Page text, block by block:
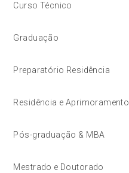
Curso Técnico
Graduação
Preparatório Residência
Residência e Aprimoramento
Pós-graduação & MBA
Mestrado e Doutorado